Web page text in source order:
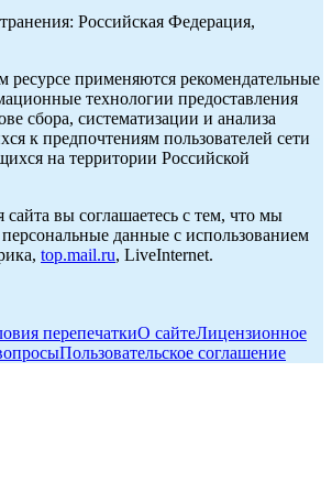
Российская Федерация,
применяются рекомендательные
технологии предоставления
сбора, систематизации и анализа
к предпочтениям пользователей сети
на территории Российской
вы соглашаетесь с тем, что мы
данные с использованием
top.mail.ru, LiveInternet.
перепечаткиО сайтеЛицензионное
Пользовательское соглашение